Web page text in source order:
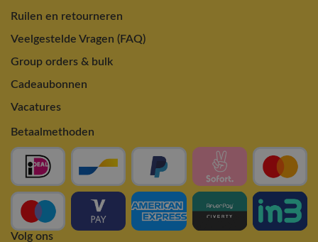
Ruilen en retourneren
Veelgestelde Vragen (FAQ)
Group orders & bulk
Cadeaubonnen
Vacatures
Betaalmethoden
Volg ons